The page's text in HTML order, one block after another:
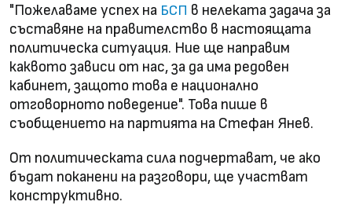
"Пожелаваме успех на БСП в нелеката задача за
съставяне на правителство в настоящата
политическа ситуация. Ние ще направим
каквото зависи от нас, за да има редовен
кабинет, защото това е национално
отговорното поведение". Това пише в
съобщението на партията на Стефан Янев.
От политическата сила подчертават, че ако
бъдат поканени на разговори, ще участват
конструктивно.